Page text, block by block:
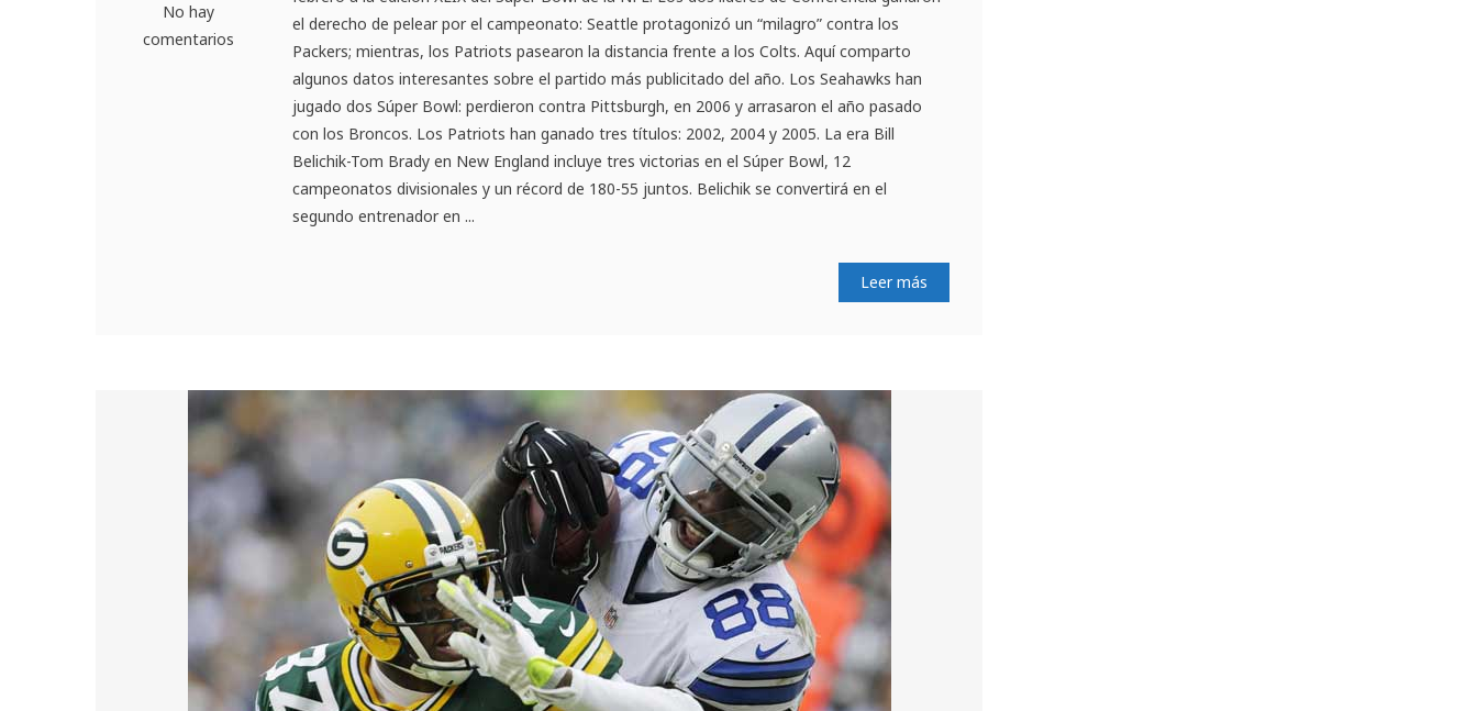
No hay
comentarios
el derecho de pelear por el campeonato: Seattle protagonizó un “milagro” contra los
Packers; mientras, los Patriots pasearon la distancia frente a los Colts. Aquí comparto
algunos datos interesantes sobre el partido más publicitado del año. Los Seahawks han
jugado dos Súper Bowl: perdieron contra Pittsburgh, en 2006 y arrasaron el año pasado
con los Broncos. Los Patriots han ganado tres títulos: 2002, 2004 y 2005. La era Bill
Belichik-Tom Brady en New England incluye tres victorias en el Súper Bowl, 12
campeonatos divisionales y un récord de 180-55 juntos. Belichik se convertirá en el
segundo entrenador en ...
Leer más